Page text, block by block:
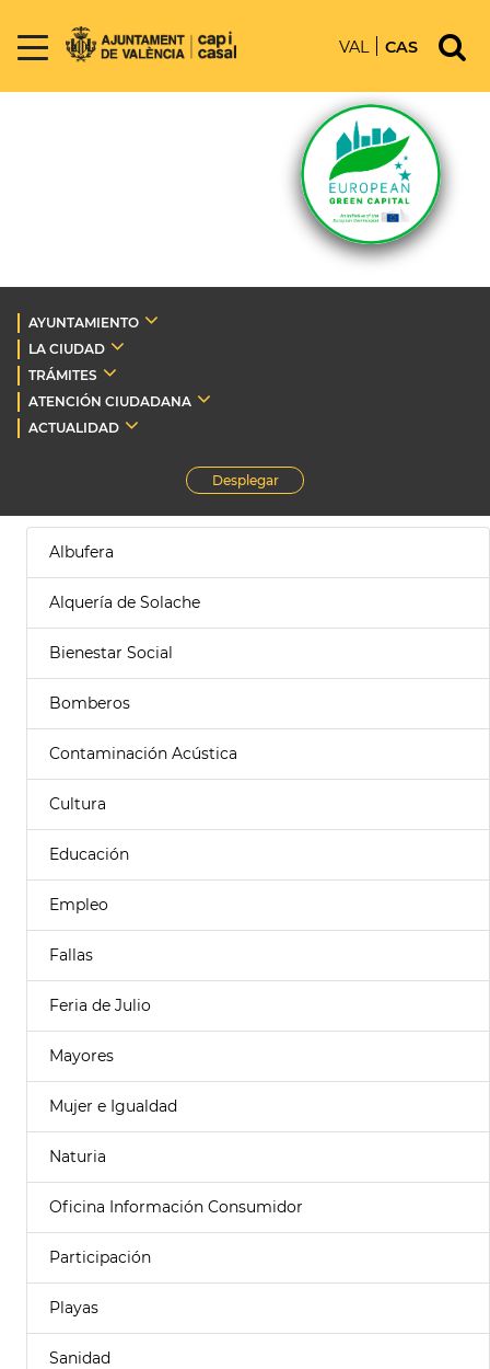
VAL CAS
AYUNTAMIENTO
LA CIUDAD
TRÁMITES
ATENCIÓN CIUDADANA
ACTUALIDAD
Desplegar
Albufera
Alquería de Solache
Bienestar Social
Bomberos
Contaminación Acústica
Cultura
Educación
Empleo
Fallas
Feria de Julio
Mayores
Mujer e Igualdad
Naturia
Oficina Información Consumidor
Participación
Playas
Sanidad